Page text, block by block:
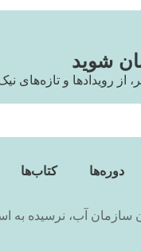
شوید
از رویدادها و تازه‌های
دوره‌ها کتاب‌ها
آب، نرسیده به اسدی،